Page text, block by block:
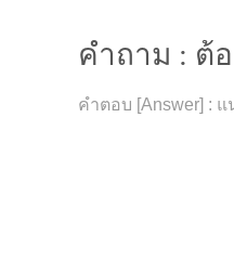
คำถาม : ต้
คำตอบ [Answer] :